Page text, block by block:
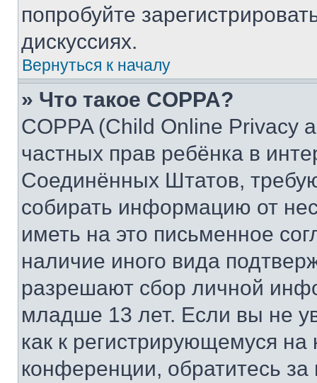
попробуйте
дискуссиях.
Вернуться к началу
» Что такое COPPA?
COPPA (Child Online Privacy
частных прав ребёнка в
Соединённых Штатов,
собирать информацию от
иметь на это письменное
наличие иного вида
разрешают сбор личной
младше 13 лет. Если вы не
как к регистрирующемуся
конференции, обратитесь